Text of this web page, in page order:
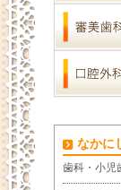
なかに
歯科・小児